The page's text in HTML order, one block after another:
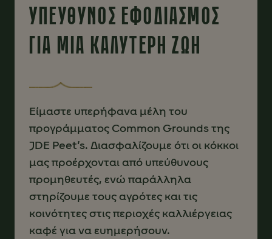
ΥΠΕΥΘΥΝΟΣ ΕΦΟΔΙΑΣΜΟΣ
ΓΙΑ ΜΙΑ ΚΑΛΥΤΕΡΗ ΖΩΗ
Είμαστε υπερήφανα μέλη του
προγράμματος Common Grounds της
JDE Peet’s. Διασφαλίζουμε ότι οι κόκκοι
μας προέρχονται από υπεύθυνους
προμηθευτές, ενώ παράλληλα
στηρίζουμε τους αγρότες και τις
κοινότητες στις περιοχές καλλιέργειας
καφέ για να ευημερήσουν.